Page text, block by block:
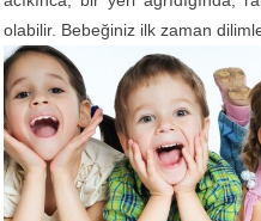
olabilir. Bebeğiniz ilk zaman